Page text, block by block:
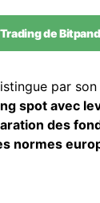
de
par
spot avec
des
normes